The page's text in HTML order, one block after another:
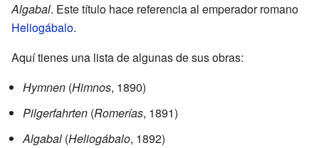
Algabal. Este título hace referencia al emperador romano
Heliogábalo.
Aquí tienes una lista de algunas de sus obras:
Hymnen (Himnos, 1890)
Pilgerfahrten (Romerías, 1891)
Algabal (Heliogábalo, 1892)